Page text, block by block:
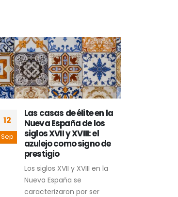
12
Sep
Las casas de élite en la
Nueva España de los
siglos XVII y XVIII: el
azulejo como signo de
prestigio
Los siglos XVII y XVIII en la
Nueva España se
caracterizaron por ser